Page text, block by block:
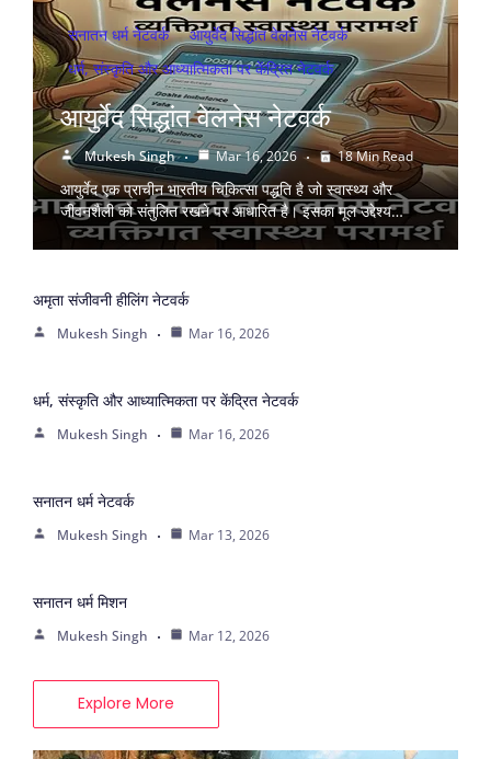
सनातन धर्म नेटवर्क
आयुर्वेद सिद्धांत वेलनेस नेटवर्क
धर्म, संस्कृति और आध्यात्मिकता पर केंद्रित नेटवर्क
आयुर्वेद सिद्धांत वेलनेस नेटवर्क
Mukesh Singh Mar 16, 2026 18 Min Read
आयुर्वेद एक प्राचीन भारतीय चिकित्सा पद्धति है जो स्वास्थ्य और
जीवनशैली को संतुलित रखने पर आधारित है। इसका मूल उद्देश्य…
अमृता संजीवनी हीलिंग नेटवर्क
Mukesh Singh Mar 16, 2026
धर्म, संस्कृति और आध्यात्मिकता पर केंद्रित नेटवर्क
Mukesh Singh Mar 16, 2026
सनातन धर्म नेटवर्क
Mukesh Singh Mar 13, 2026
सनातन धर्म मिशन
Mukesh Singh Mar 12, 2026
Explore More